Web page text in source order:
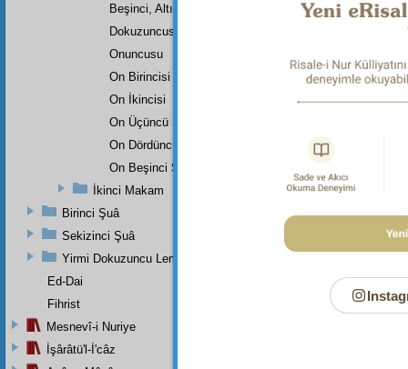
Dipnot-2
Had ve
Beşinci, Altıncı, Yedinci, Sekizinci Küllî Şehadetler
Dokuzuncusu
Onuncusu
On Birincisi
On İkincisi
On Üçüncü Şehadet
On Dördüncü Şehadet
On Beşinci Şehadet
İkinci Makam
Birinci Şuâ
Sekizinci Şuâ
Yirmi Dokuzuncu Lem'adan İkinci Bab
Ed-Dai
Fihrist
Mesnevî-i Nuriye
İşârâtü'l-İ'câz